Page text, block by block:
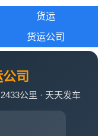
货运
货运公司
司
公里 · 天天发车